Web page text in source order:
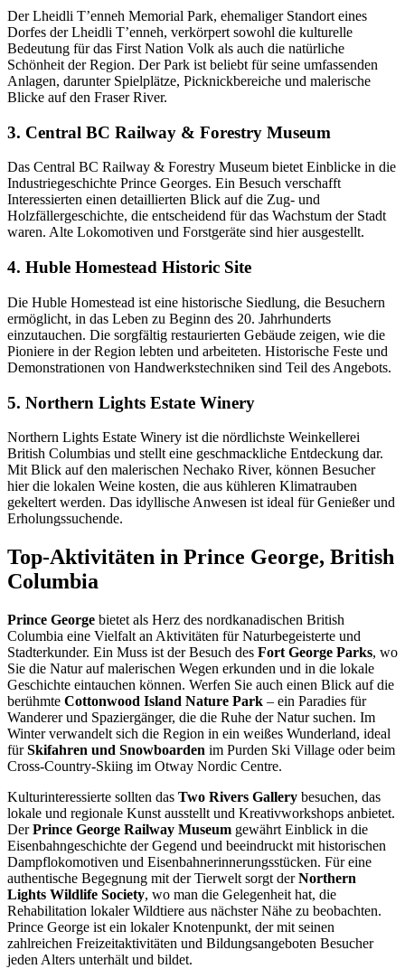
Der Lheidli T’enneh Memorial Park, ehemaliger Standort eines
Dorfes der Lheidli T’enneh, verkörpert sowohl die kulturelle
Bedeutung für das First Nation Volk als auch die natürliche
Schönheit der Region. Der Park ist beliebt für seine umfassenden
Anlagen, darunter Spielplätze, Picknickbereiche und malerische
Blicke auf den Fraser River.
3. Central BC Railway & Forestry Museum
Das Central BC Railway & Forestry Museum bietet Einblicke in die
Industriegeschichte Prince Georges. Ein Besuch verschafft
Interessierten einen detaillierten Blick auf die Zug- und
Holzfällergeschichte, die entscheidend für das Wachstum der Stadt
waren. Alte Lokomotiven und Forstgeräte sind hier ausgestellt.
4. Huble Homestead Historic Site
Die Huble Homestead ist eine historische Siedlung, die Besuchern
ermöglicht, in das Leben zu Beginn des 20. Jahrhunderts
einzutauchen. Die sorgfältig restaurierten Gebäude zeigen, wie die
Pioniere in der Region lebten und arbeiteten. Historische Feste und
Demonstrationen von Handwerkstechniken sind Teil des Angebots.
5. Northern Lights Estate Winery
Northern Lights Estate Winery ist die nördlichste Weinkellerei
British Columbias und stellt eine geschmackliche Entdeckung dar.
Mit Blick auf den malerischen Nechako River, können Besucher
hier die lokalen Weine kosten, die aus kühleren Klimatrauben
gekeltert werden. Das idyllische Anwesen ist ideal für Genießer und
Erholungssuchende.
Top-Aktivitäten in Prince George, British
Columbia
Prince George bietet als Herz des nordkanadischen British
Columbia eine Vielfalt an Aktivitäten für Naturbegeisterte und
Stadterkunder. Ein Muss ist der Besuch des Fort George Parks, wo
Sie die Natur auf malerischen Wegen erkunden und in die lokale
Geschichte eintauchen können. Werfen Sie auch einen Blick auf die
berühmte Cottonwood Island Nature Park – ein Paradies für
Wanderer und Spaziergänger, die die Ruhe der Natur suchen. Im
Winter verwandelt sich die Region in ein weißes Wunderland, ideal
fürSkifahren und Snowboarden im Purden Ski Village oder beim
Cross-Country-Skiing im Otway Nordic Centre.
Kulturinteressierte sollten das Two Rivers Gallery besuchen, das
lokale und regionale Kunst ausstellt und Kreativworkshops anbietet.
DerPrince George Railway Museum gewährt Einblick in die
Eisenbahngeschichte der Gegend und beeindruckt mit historischen
Dampflokomotiven und Eisenbahnerinnerungsstücken. Für eine
authentische Begegnung mit der Tierwelt sorgt derNorthern
Lights Wildlife Society, wo man die Gelegenheit hat, die
Rehabilitation lokaler Wildtiere aus nächster Nähe zu beobachten.
Prince George ist ein lokaler Knotenpunkt, der mit seinen
zahlreichen Freizeitaktivitäten und Bildungsangeboten Besucher
jeden Alters unterhält und bildet.